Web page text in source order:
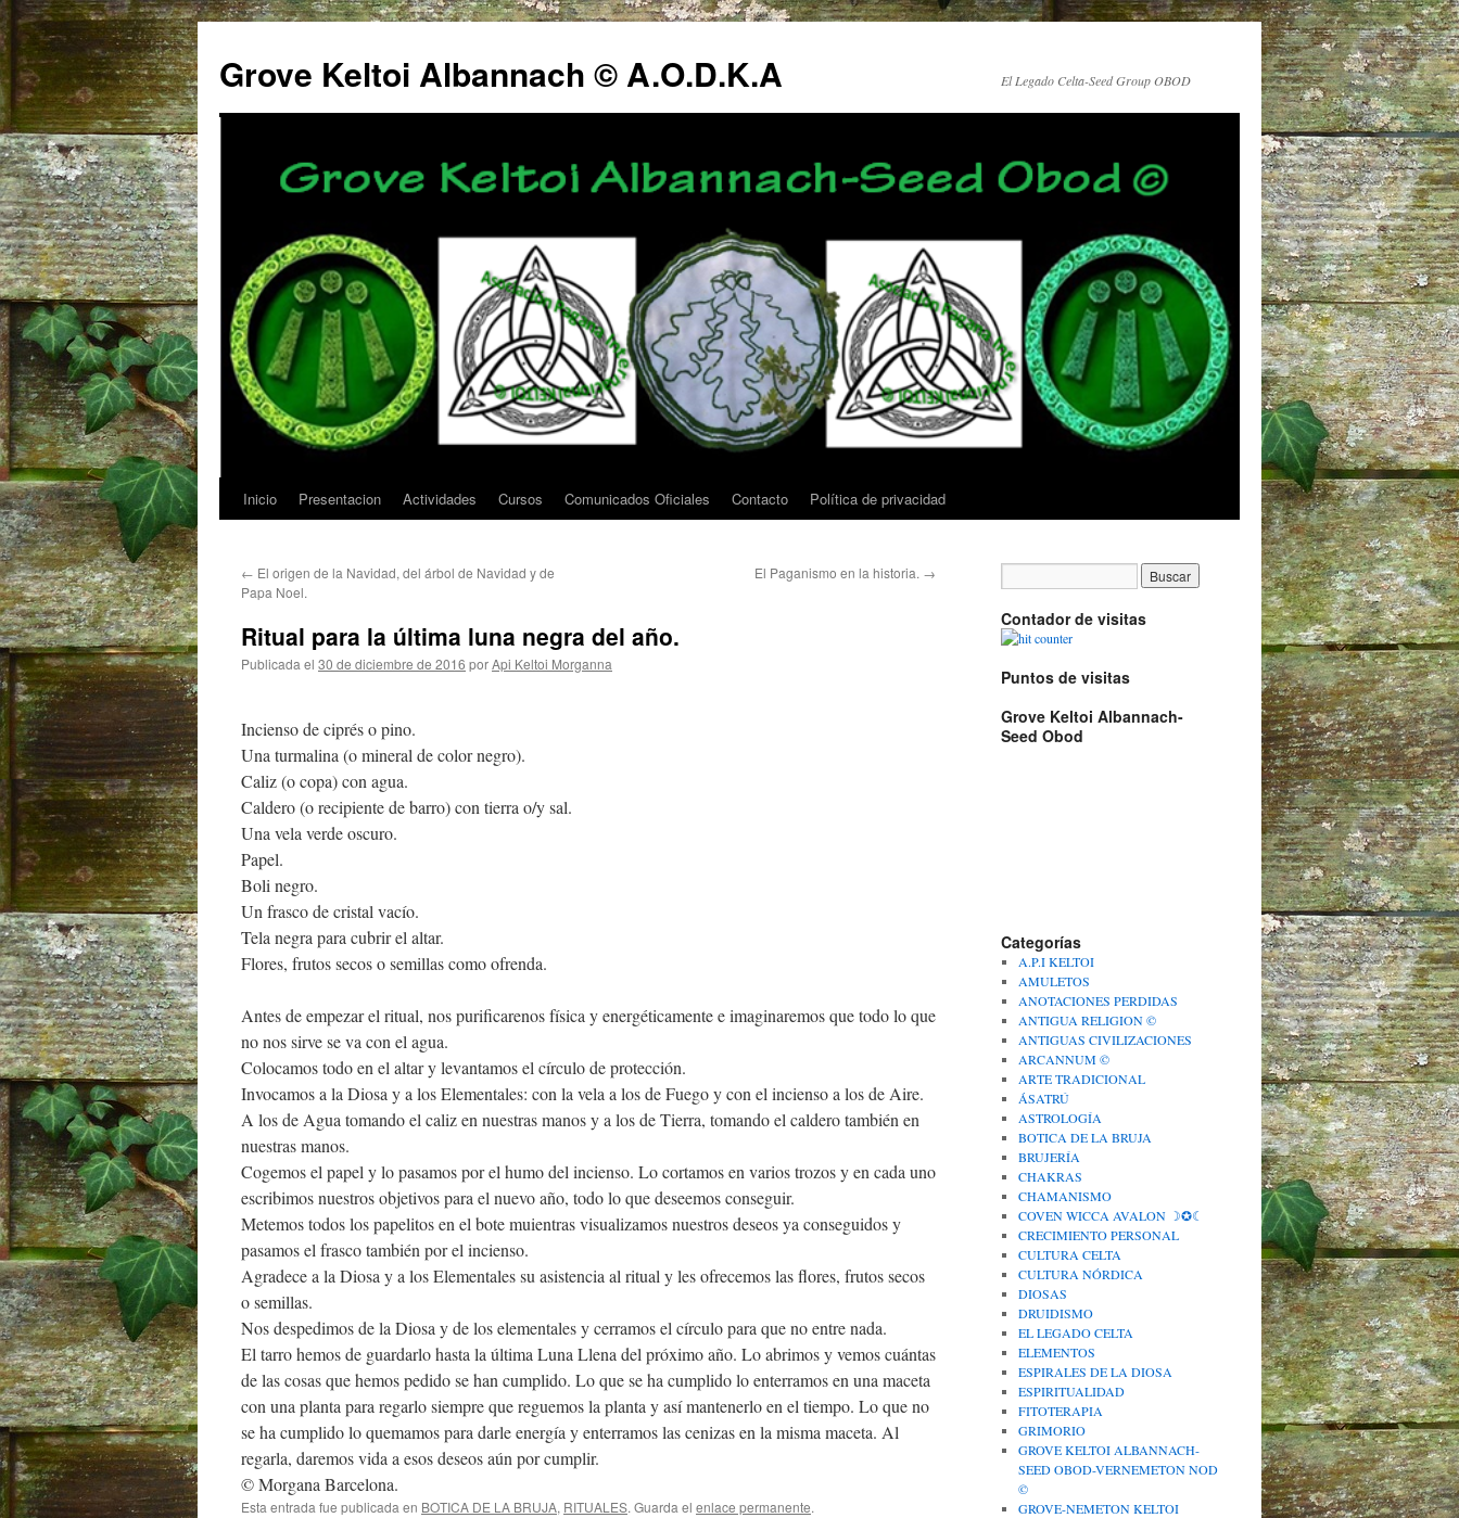
Grove Keltoi Albannach © A.O.D.K.A El Legado Celta-Seed Group OBOD
Saltar
contenido
Inicio Presentacion Actividades Cursos Comunicados Oficiales Contacto Política de privacidad
← El origen de la Navidad, del árbol de Navidad y de
Papa Noel.
El Paganismo en la historia. →
Ritual para la última luna negra del año.
Publicada el 30 de diciembre de 2016 porApi Keltoi Morganna
Incienso de ciprés o pino.
Una turmalina (o mineral de color negro).
Caliz (o copa) con agua.
Caldero (o recipiente de barro) con tierra o/y sal.
Una vela verde oscuro.
Papel.
Boli negro.
Un frasco de cristal vacío.
Tela negra para cubrir el altar.
Flores, frutos secos o semillas como ofrenda.
Antes de empezar el ritual, nos purificarenos física y energéticamente e imaginaremos que todo lo que
no nos sirve se va con el agua.
Colocamos todo en el altar y levantamos el círculo de protección.
Invocamos a la Diosa y a los Elementales: con la vela a los de Fuego y con el incienso a los de Aire.
A los de Agua tomando el caliz en nuestras manos y a los de Tierra, tomando el caldero también en
nuestras manos.
Cogemos el papel y lo pasamos por el humo del incienso. Lo cortamos en varios trozos y en cada uno
escribimos nuestros objetivos para el nuevo año, todo lo que deseemos conseguir.
Metemos todos los papelitos en el bote muientras visualizamos nuestros deseos ya conseguidos y
pasamos el frasco también por el incienso.
Agradece a la Diosa y a los Elementales su asistencia al ritual y les ofrecemos las flores, frutos secos
o semillas.
Nos despedimos de la Diosa y de los elementales y cerramos el círculo para que no entre nada.
El tarro hemos de guardarlo hasta la última Luna Llena del próximo año. Lo abrimos y vemos cuántas
de las cosas que hemos pedido se han cumplido. Lo que se ha cumplido lo enterramos en una maceta
con una planta para regarlo siempre que reguemos la planta y así mantenerlo en el tiempo. Lo que no
se ha cumplido lo quemamos para darle energía y enterramos las cenizas en la misma maceta. Al
regarla, daremos vida a esos deseos aún por cumplir.
© Morgana Barcelona.
Esta entrada fue publicada en BOTICA DE LA BRUJA, RITUALES. Guarda el enlace permanente.
Contador de visitas
Puntos de visitas
Grove Keltoi Albannach-
Seed Obod
Categorías
A.P.I KELTOI
AMULETOS
ANOTACIONES PERDIDAS
ANTIGUA RELIGION ©
ANTIGUAS CIVILIZACIONES
ARCANNUM ©
ARTE TRADICIONAL
ÁSATRÚ
ASTROLOGÍA
BOTICA DE LA BRUJA
BRUJERÍA
CHAKRAS
CHAMANISMO
COVEN WICCA AVALON ☽✪☾
CRECIMIENTO PERSONAL
CULTURA CELTA
CULTURA NÓRDICA
DIOSAS
DRUIDISMO
EL LEGADO CELTA
ELEMENTOS
ESPIRALES DE LA DIOSA
ESPIRITUALIDAD
FITOTERAPIA
GRIMORIO
GROVE KELTOI ALBANNACH-
SEED OBOD-VERNEMETON NOD
©
GROVE-NEMETON KELTOI